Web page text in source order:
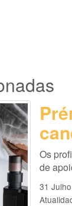
Os
de
31